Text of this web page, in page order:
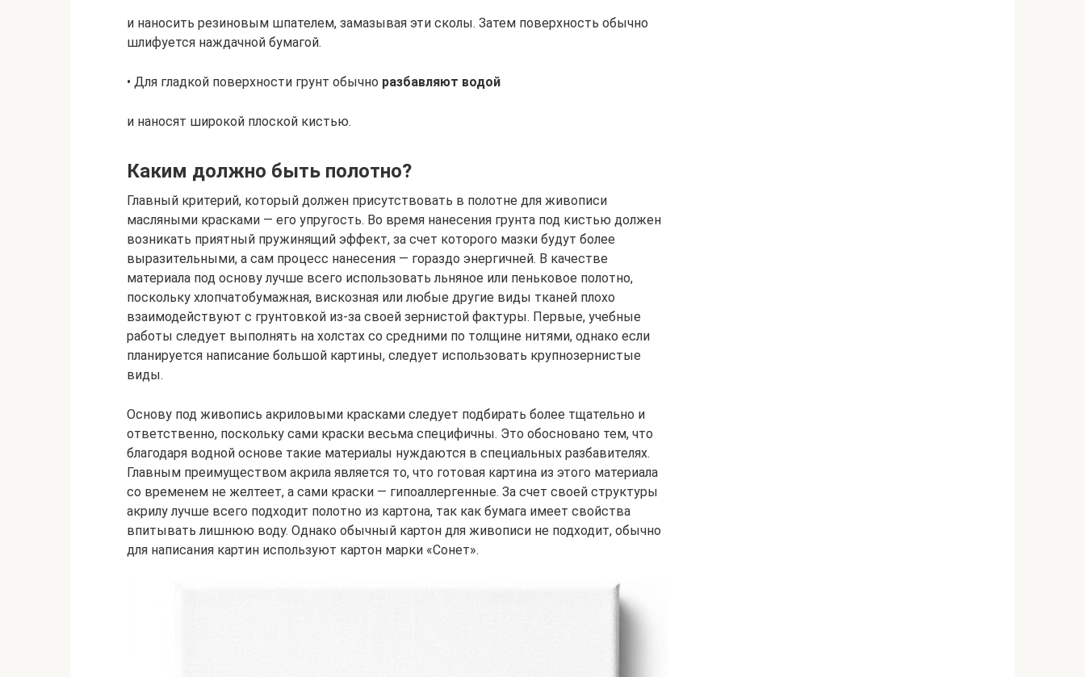
и наносить резиновым шпателем, замазывая эти сколы. Затем поверхность обычно
шлифуется наждачной бумагой.
• Для гладкой поверхности грунт обычно разбавляют водой
и наносят широкой плоской кистью.
Каким должно быть полотно?
Главный критерий, который должен присутствовать в полотне для живописи
масляными красками — его упругость. Во время нанесения грунта под кистью должен
возникать приятный пружинящий эффект, за счет которого мазки будут более
выразительными, а сам процесс нанесения — гораздо энергичней. В качестве
материала под основу лучше всего использовать льняное или пеньковое полотно,
поскольку хлопчатобумажная, вискозная или любые другие виды тканей плохо
взаимодействуют с грунтовкой из-за своей зернистой фактуры. Первые, учебные
работы следует выполнять на холстах со средними по толщине нитями, однако если
планируется написание большой картины, следует использовать крупнозернистые
виды.
Основу под живопись акриловыми красками следует подбирать более тщательно и
ответственно, поскольку сами краски весьма специфичны. Это обосновано тем, что
благодаря водной основе такие материалы нуждаются в специальных разбавителях.
Главным преимуществом акрила является то, что готовая картина из этого материала
со временем не желтеет, а сами краски — гипоаллергенные. За счет своей структуры
акрилу лучше всего подходит полотно из картона, так как бумага имеет свойства
впитывать лишнюю воду. Однако обычный картон для живописи не подходит, обычно
для написания картин используют картон марки «Сонет».